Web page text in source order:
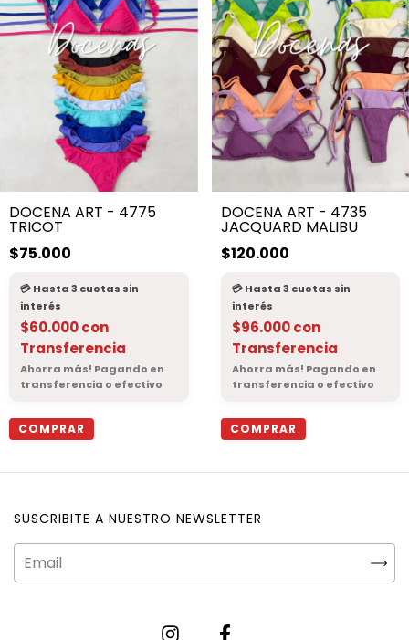
DOCENA ART - 4775
TRICOT
$75.000
$60.000con
Transferencia
COMPRAR
DOCENA ART - 4735
JACQUARD MALIBU
$120.000
$96.000con
Transferencia
COMPRAR
SUSCRIBITE A NUESTRO NEWSLETTER